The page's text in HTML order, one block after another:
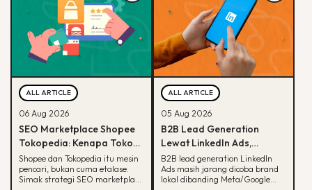
ALL ARTICLE
06 Aug 2026
SEO Marketplace Shopee
Tokopedia: Kenapa Toko
Online-mu Perlu Lebih dari
Sekadar Etalase
Shopee dan Tokopedia itu mesin
pencari, bukan cuma etalase.
Simak strategi SEO marketplace
ALL ARTICLE
05 Aug 2026
B2B Lead Generation
Lewat LinkedIn Ads,
Strategi yang Masih
Jarang Dicoba Brand
Lokal
B2B lead generation LinkedIn
Ads masih jarang dicoba brand
lokal dibanding Meta/Google